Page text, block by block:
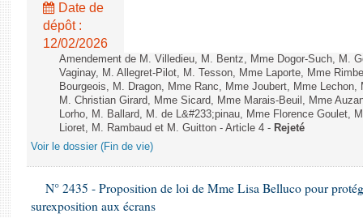
Date de
dépôt :
12/02/2026
Amendement de M. Villedieu, M. Bentz, Mme Dogor-Such, M.
Vaginay, M. Allegret-Pilot, M. Tesson, Mme Laporte, Mme
Bourgeois, M. Dragon, Mme Ranc, Mme Joubert, Mme
M. Christian Girard, Mme Sicard, Mme Marais-Beuil, Mme
Lorho, M. Ballard, M. de L&#233;pinau, Mme Florence Goulet,
Lioret, M. Rambaud et M. Guitton - Article 4 - Rejeté
Voir le dossier (Fin de vie)
N° 2435 - Proposition de loi de Mme Lisa Belluco pour
surexposition aux écrans